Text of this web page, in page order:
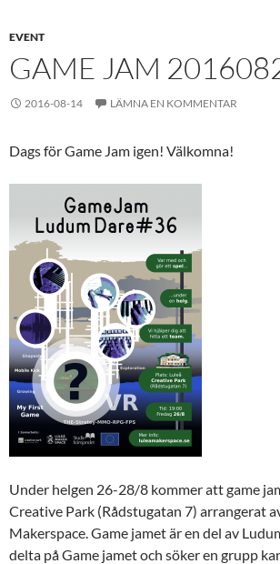
EVENT
GAME JAM
2016-08-14 LÄMNA EN KOMMENTAR
Dags för Game Jam igen! Välkomna!
Under helgen 26-28/8 kommer att game
Creative Park (Rådstugatan 7) arrangerat
Makerspace. Game jamet är en del av
delta på Game jamet och söker en grupp